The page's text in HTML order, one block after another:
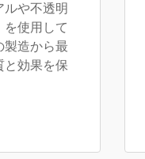
ルや不透明
使用して
製造から最
と効果を保